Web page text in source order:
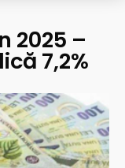
2025 –
7,2%